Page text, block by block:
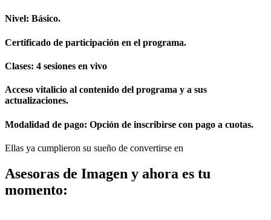
Nivel: Básico.
Certificado de participación en el programa.
Clases: 4 sesiones en vivo
Acceso vitalicio al contenido del programa y a sus
actualizaciones.
Modalidad de pago: Opción de inscribirse con pago a cuotas.
Ellas ya cumplieron su sueño de convertirse en
Asesoras de Imagen y ahora es tu
momento: